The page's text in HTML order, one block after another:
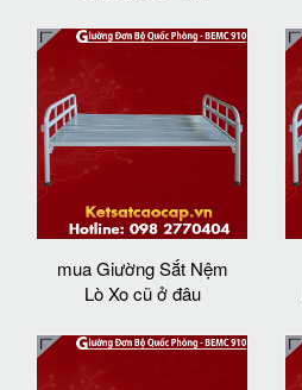
mua Giường Sắt Nệm
Lò Xo cũ ở đâu